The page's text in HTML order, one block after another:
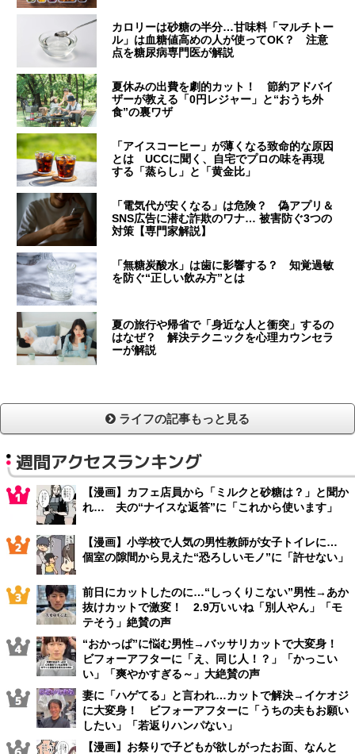
カロリーは砂糖の半分…甘味料「マルチトー
ル」は血糖値高めの人が使ってOK？ 注意
点を糖尿病専門医が解説
夏休みの出費を劇的カット！ 節約アドバイ
ザーが教える「0円レジャー」と“おうち外
食”の裏ワザ
「アイスコーヒー」が薄くなる致命的な原因
とは UCCに聞く、自宅でプロの味を再現
する「蒸らし」と「黄金比」
「電気代が安くなる」は危険？ 偽アプリ＆
SNS広告に潜む詐欺のワナ… 被害防ぐ3つの
対策【専門家解説】
「無糖炭酸水」は歯に影響する？ 知覚過敏
を防ぐ“正しい飲み方”とは
夏の旅行や帰省で「身近な人と衝突」するの
はなぜ？ 解決テクニックを心理カウンセラ
ーが解説
ライフの記事もっと見る
週間アクセスランキング
【漫画】カフェ店員から「ミルクと砂糖は？」と聞か
れ… 夫の“ナイスな返答”に「これから使います」
【漫画】小学校で人気の男性教師が女子トイレに…
個室の隙間から見えた“恐ろしいモノ”に「許せない」
前日にカットしたのに…“しっくりこない”男性→あか
抜けカットで激変！ 2.9万いいね「別人やん」「モ
テそう」絶賛の声
“おかっぱ”に悩む男性→バッサリカットで大変身！
ビフォーアフターに「え、同じ人！？」「かっこい
い」「爽やかすぎる～」大絶賛の声
妻に「ハゲてる」と言われ…カットで解決→イケオジ
に大変身！ ビフォーアフターに「うちの夫もお願い
したい」「若返りハンパない」
【漫画】お祭りで子どもが欲しがったお面、なんと